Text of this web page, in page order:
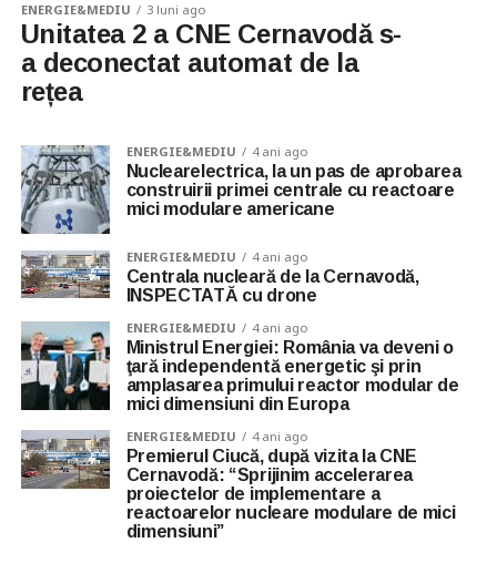
ENERGIE&MEDIU 3 luni ago
Unitatea 2 a CNE Cernavodă s-
a deconectat automat de la
rețea
ENERGIE&MEDIU 4 ani ago
Nuclearelectrica, la un pas de aprobarea
construirii primei centrale cu reactoare
mici modulare americane
ENERGIE&MEDIU 4 ani ago
Centrala nucleară de la Cernavodă,
INSPECTATĂ cu drone
ENERGIE&MEDIU 4 ani ago
Ministrul Energiei: România va deveni o
ţară independentă energetic şi prin
amplasarea primului reactor modular de
mici dimensiuni din Europa
ENERGIE&MEDIU 4 ani ago
Premierul Ciucă, după vizita la CNE
Cernavodă: “Sprijinim accelerarea
proiectelor de implementare a
reactoarelor nucleare modulare de mici
dimensiuni”